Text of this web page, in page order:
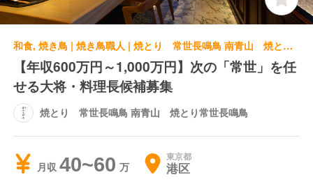
和食, 焼き鳥 | 焼き鳥職人 | 焼とり 常世長鳴鳥 南青山 焼とり常世長鳴鳥
【年収600万円～1,000万円】次の「常世」を任
せる大将・料理長候補募集
焼とり 常世長鳴鳥 南青山 焼とり常世長鳴鳥
月収 40~60 東京都
港区